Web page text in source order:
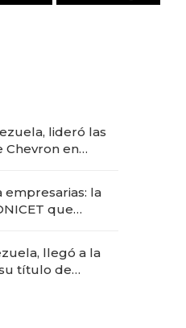
lideró las
Chevron en
empresarias: la
que
llegó a la
título de